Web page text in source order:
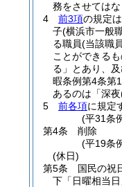
務をさせてはな
4
前3項の規定は
子(横浜市一般
る職員(当該職
ことができる
る」とあり、
暇条例第4条第
あるのは「深夜
5
前各項に規定
(平31条
第4条
削除
(平19条
(休日)
第5条
国民の祝
下「日曜相当